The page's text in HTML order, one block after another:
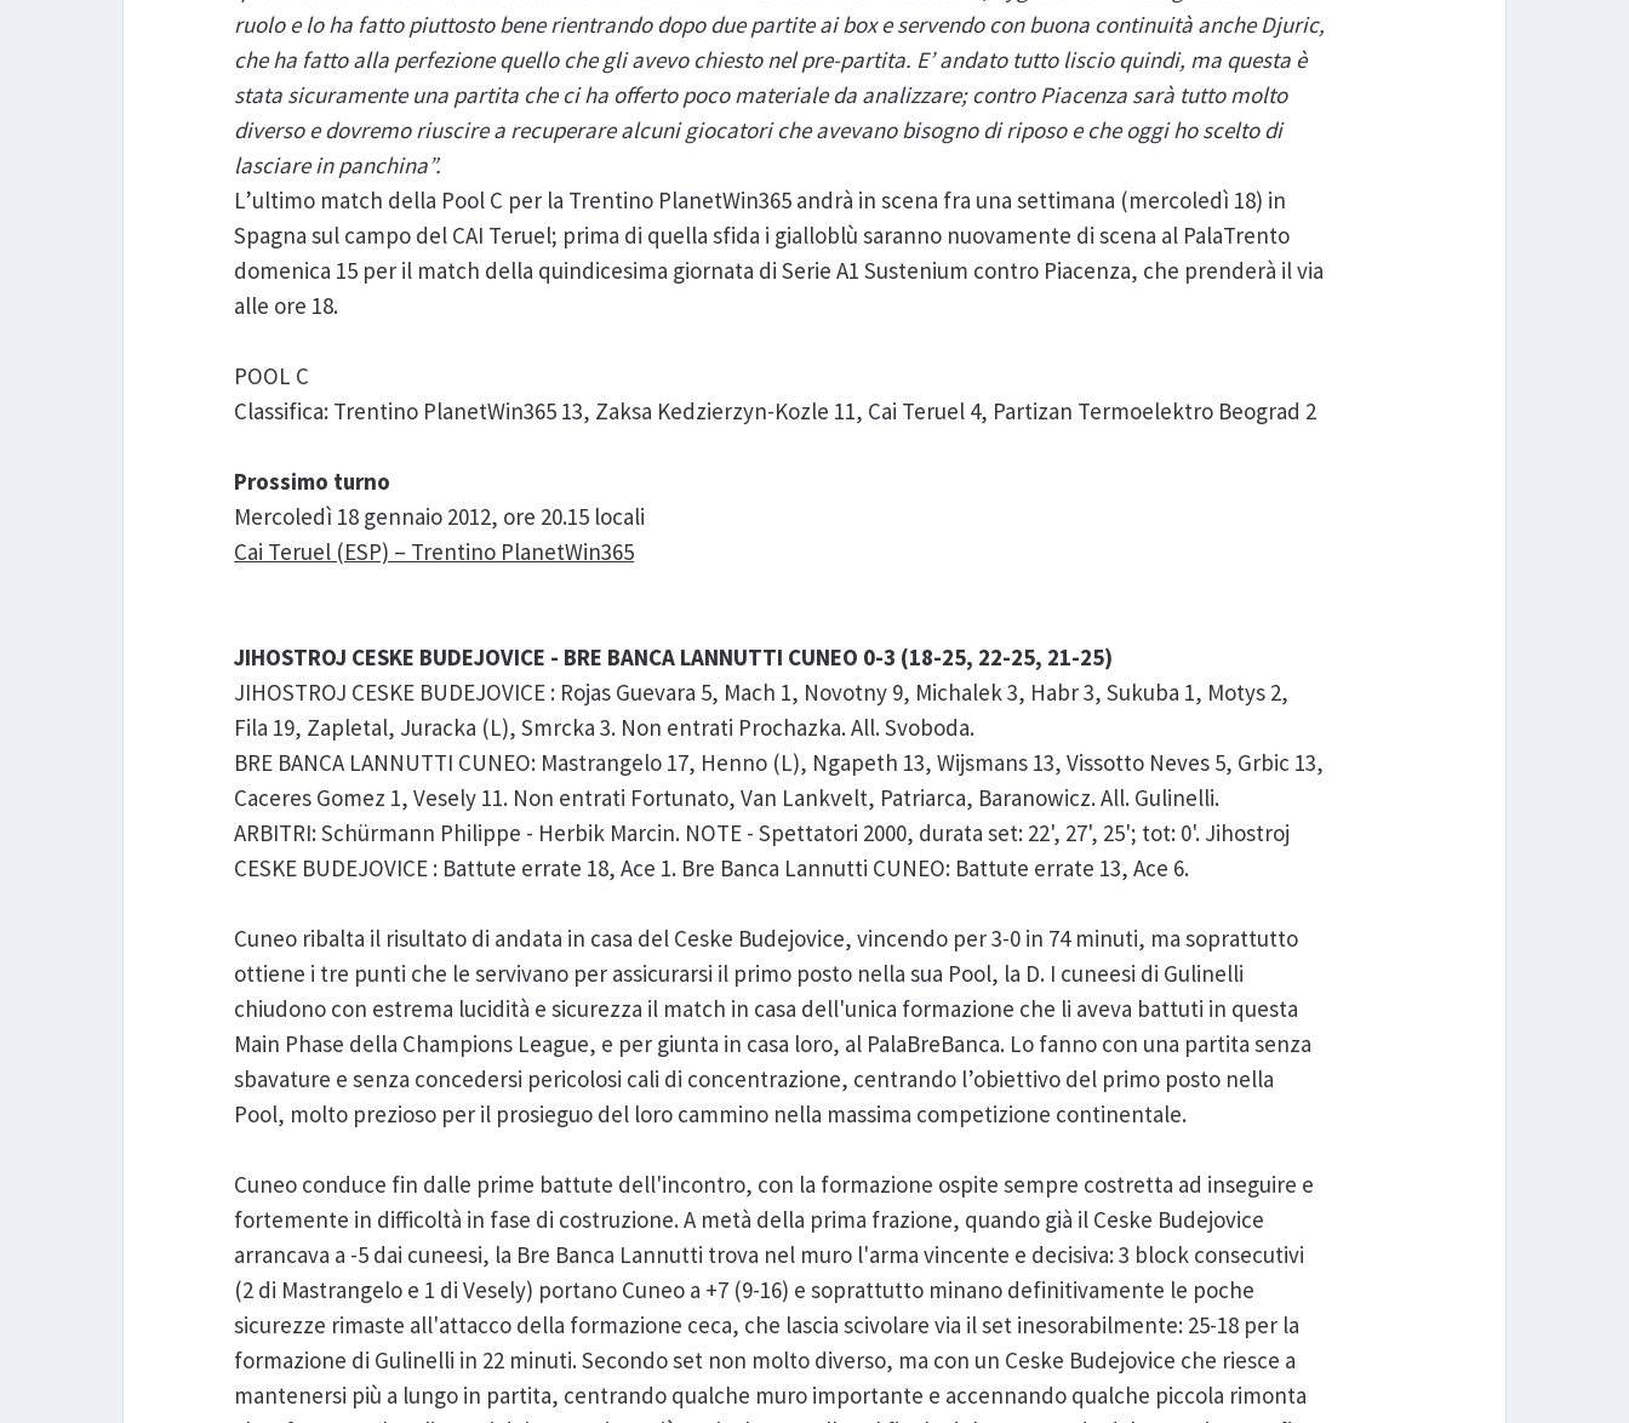
ruolo e lo ha fatto piuttosto bene rientrando dopo due partite ai box e servendo con buona continuità anche Djuric,
che ha fatto alla perfezione quello che gli avevo chiesto nel pre-partita. E’ andato tutto liscio quindi, ma questa è
stata sicuramente una partita che ci ha offerto poco materiale da analizzare; contro Piacenza sarà tutto molto
diverso e dovremo riuscire a recuperare alcuni giocatori che avevano bisogno di riposo e che oggi ho scelto di
lasciare in panchina”.
L’ultimo match della Pool C per la Trentino PlanetWin365 andrà in scena fra una settimana (mercoledì 18) in
Spagna sul campo del CAI Teruel; prima di quella sfida i gialloblù saranno nuovamente di scena al PalaTrento
domenica 15 per il match della quindicesima giornata di Serie A1 Sustenium contro Piacenza, che prenderà il via
alle ore 18.
POOL C
Classifica: Trentino PlanetWin365 13, Zaksa Kedzierzyn-Kozle 11, Cai Teruel 4, Partizan Termoelektro Beograd 2
Prossimo turno
Mercoledì 18 gennaio 2012, ore 20.15 locali
Cai Teruel (ESP) – Trentino PlanetWin365
JIHOSTROJ CESKE BUDEJOVICE - BRE BANCA LANNUTTI CUNEO 0-3 (18-25, 22-25, 21-25)
JIHOSTROJ CESKE BUDEJOVICE : Rojas Guevara 5, Mach 1, Novotny 9, Michalek 3, Habr 3, Sukuba 1, Motys 2,
Fila 19, Zapletal, Juracka (L), Smrcka 3. Non entrati Prochazka. All. Svoboda.
BRE BANCA LANNUTTI CUNEO: Mastrangelo 17, Henno (L), Ngapeth 13, Wijsmans 13, Vissotto Neves 5, Grbic 13,
Caceres Gomez 1, Vesely 11. Non entrati Fortunato, Van Lankvelt, Patriarca, Baranowicz. All. Gulinelli.
ARBITRI: Schürmann Philippe - Herbik Marcin. NOTE - Spettatori 2000, durata set: 22', 27', 25'; tot: 0'. Jihostroj
CESKE BUDEJOVICE : Battute errate 18, Ace 1. Bre Banca Lannutti CUNEO: Battute errate 13, Ace 6.
Cuneo ribalta il risultato di andata in casa del Ceske Budejovice, vincendo per 3-0 in 74 minuti, ma soprattutto
ottiene i tre punti che le servivano per assicurarsi il primo posto nella sua Pool, la D. I cuneesi di Gulinelli
chiudono con estrema lucidità e sicurezza il match in casa dell'unica formazione che li aveva battuti in questa
Main Phase della Champions League, e per giunta in casa loro, al PalaBreBanca. Lo fanno con una partita senza
sbavature e senza concedersi pericolosi cali di concentrazione, centrando l’obiettivo del primo posto nella
Pool, molto prezioso per il prosieguo del loro cammino nella massima competizione continentale.
Cuneo conduce fin dalle prime battute dell'incontro, con la formazione ospite sempre costretta ad inseguire e
fortemente in difficoltà in fase di costruzione. A metà della prima frazione, quando già il Ceske Budejovice
arrancava a -5 dai cuneesi, la Bre Banca Lannutti trova nel muro l'arma vincente e decisiva: 3 block consecutivi
(2 di Mastrangelo e 1 di Vesely) portano Cuneo a +7 (9-16) e soprattutto minano definitivamente le poche
sicurezze rimaste all'attacco della formazione ceca, che lascia scivolare via il set inesorabilmente: 25-18 per la
formazione di Gulinelli in 22 minuti. Secondo set non molto diverso, ma con un Ceske Budejovice che riesce a
mantenersi più a lungo in partita, centrando qualche muro importante e accennando qualche piccola rimonta